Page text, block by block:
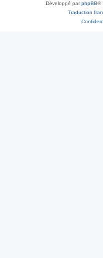
Développé parphpBB®
Traduction